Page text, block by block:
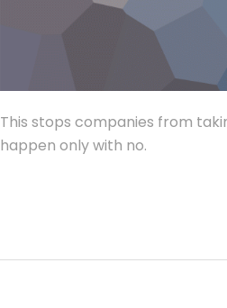
This stops companies from
happen only with no.